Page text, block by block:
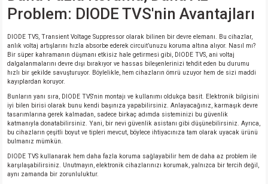
Problem: DIODE TVS'nin Avantajları
DIODE TVS, Transient Voltage Suppressor olarak bilinen bir devre elemanı. Bu cihazlar,
anlık voltaj artışlarını hızla absorbe ederek circuit’unuzu koruma altına alıyor. Nasıl mı?
Bir süper kahramanın düşmanı etkisiz hale getirmesi gibi, DIODE TVS, ani voltaj
dalgalanmalarını devre dışı bırakıyor ve hassas bileşenlerinizi tehdit eden bu durumu
hızlı bir şekilde savuşturuyor. Böylelikle, hem cihazların ömrü uzuyor hem de sizi maddi
kayıplardan koruyor.
Bunların yanı sıra, DIODE TVS'nin montajı ve kullanımı oldukça basit. Elektronik bilgisini
iyi bilen birisi olarak bunu kendi başınıza yapabilirsiniz. Anlayacağınız, karmaşık devre
tasarımlarına gerek kalmadan, sadece birkaç adımda sisteminizi bu güvenlik
katmanıyla donatabilirsiniz. Yani, bir nevi güvenlik asistanı gibi düşünebilirsiniz. Ayrıca,
bu cihazların çeşitli boyut ve tipleri mevcut, böylece ihtiyacınıza tam olarak uyacak ürünü
bulmanız mümkün.
DIODE TVS kullanarak hem daha fazla koruma sağlayabilir hem de daha az problem ile
karşılaşabilirsiniz. Unutmayın, elektronik cihazlarınızı korumak, yalnızca bir tercih değil,
aynı zamanda bir zorunluluktur.